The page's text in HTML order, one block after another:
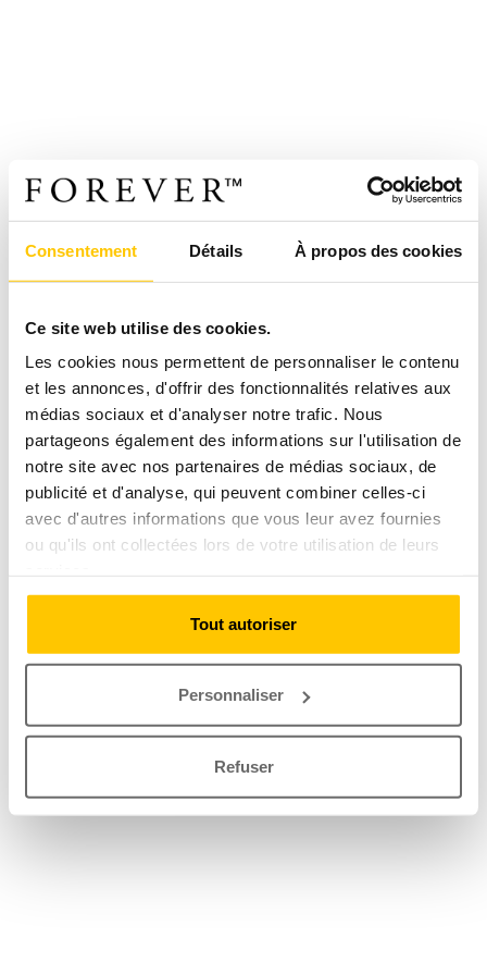
Consentement Détails À propos des cookies
Ce site web utilise des cookies.
Les cookies nous permettent de personnaliser le contenu
et les annonces, d'offrir des fonctionnalités relatives aux
médias sociaux et d'analyser notre trafic. Nous
partageons également des informations sur l'utilisation de
notre site avec nos partenaires de médias sociaux, de
publicité et d'analyse, qui peuvent combiner celles-ci
avec d'autres informations que vous leur avez fournies
ou qu'ils ont collectées lors de votre utilisation de leurs
Tout autoriser
Personnaliser
Refuser